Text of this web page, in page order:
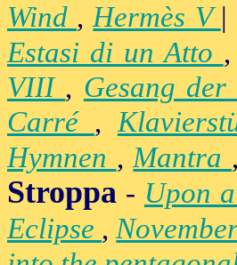
Wind ,Hermès V|
Estasi di un Atto
VIII , Gesang
Carré ,
Hymnen ,Mantra ,
Stroppa - Upon
Eclipse ,